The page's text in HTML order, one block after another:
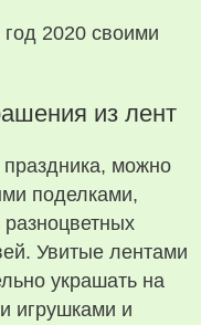
из лент
можно
поделками,
Увитые лентами
украшать на
игрушками и